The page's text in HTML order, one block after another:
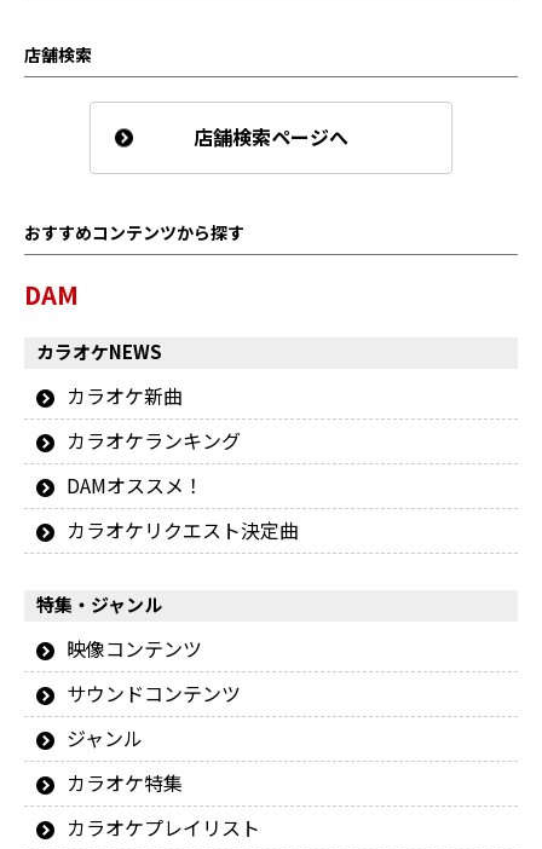
店舗検索
店舗検索ページへ
おすすめコンテンツから探す
DAM
カラオケNEWS
カラオケ新曲
カラオケランキング
DAMオススメ！
カラオケリクエスト決定曲
特集・ジャンル
映像コンテンツ
サウンドコンテンツ
ジャンル
カラオケ特集
カラオケプレイリスト